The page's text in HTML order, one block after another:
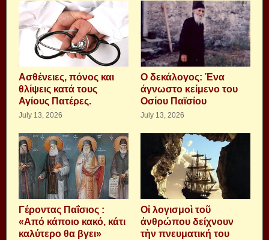
Aσθένειες, πόνος και
θλίψεις κατά τους
Αγίους Πατέρες.
July 13, 2026
Ο δεκάλογος: Ένα
άγνωστο κείμενο του
Οσίου Παϊσίου
July 13, 2026
Γέροντας Παΐσιος :
«Από κάποιο κακό, κάτι
καλύτερο θα βγει»
Οἱ λογισμοὶ τοῦ
ἀνθρώπου δείχνουν
τὴν πνευματική του